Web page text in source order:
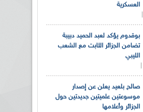
العسكرية
بوقدوم يؤكد لعبد الحميد دبيبة
تضامن الجزائر الثابت مع الشعب
الليبي
صالح بلعيد يعلن عن إصدار
موسوعتين علميتين جديدتين حول
الجزائر وأعلامها